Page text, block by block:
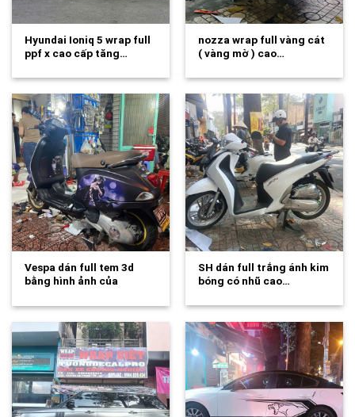
Hyundai Ioniq 5 wrap full
ppf x cao cấp tăng…
nozza wrap full vàng cát
( vàng mờ ) cao…
Vespa dán full tem 3d
bằng hình ảnh của
SH dán full trắng ánh kim
bóng có nhũ cao…